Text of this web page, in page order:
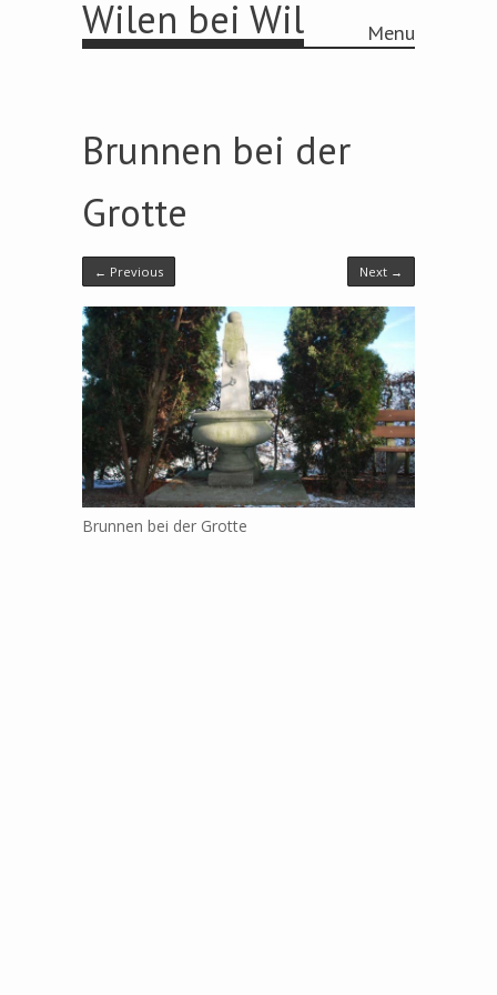
Wilen bei Wil Menu
Brunnen bei der
Grotte
← Previous Next →
Brunnen bei der Grotte